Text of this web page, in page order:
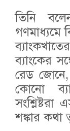
তিনি
গণমাধ্যমে
ব্যাংকের
রেড
কোনো
শঙ্কার কথা